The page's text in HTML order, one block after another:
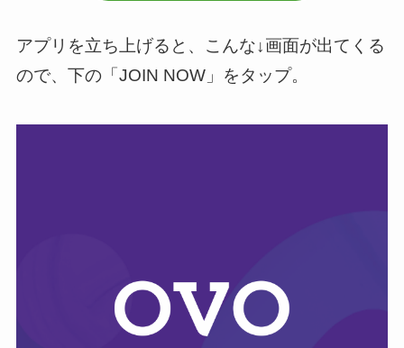
アプリを立ち上げると、こんな↓画面が出てくる
ので、下の「JOIN NOW」をタップ。